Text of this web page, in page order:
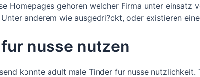
Homepages gehoren welcher Firma unter
anderem wie ausgedri?ckt, oder existieren
nusse nutzen
konnte adult male Tinder fur nusse